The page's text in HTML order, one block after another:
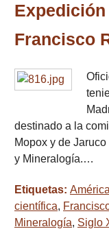
Francisco
destinado a la
Mopox y de
y Mineralogía.…
Etiquetas: América
científica,
Mineralogía, Siglo